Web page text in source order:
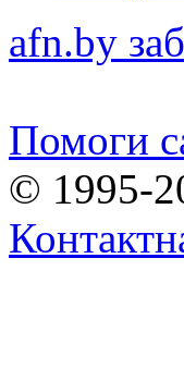
afn.by
Помоги
© 1995-